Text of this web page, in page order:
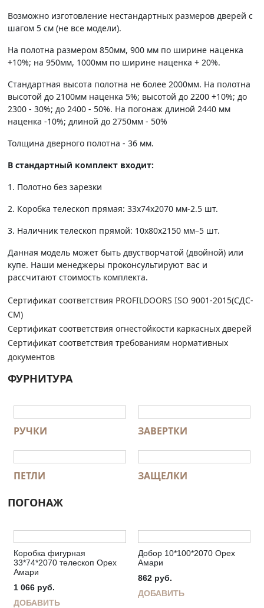
Возможно изготовление нестандартных размеров дверей с
шагом 5 см (не все модели).
На полотна размером 850мм, 900 мм по ширине наценка
+10%; на 950мм, 1000мм по ширине наценка + 20%.
Стандартная высота полотна не более 2000мм. На полотна
высотой до 2100мм наценка 5%; высотой до 2200 +10%; до
2300 - 30%; до 2400 - 50%. На погонаж длиной 2440 мм
наценка -10%; длиной до 2750мм - 50%
Толщина дверного полотна - 36 мм.
В стандартный комплект входит:
1. Полотно без зарезки
2. Коробка телескоп прямая: 33х74х2070 мм-2.5 шт.
3. Наличник телескоп прямой: 10х80х2150 мм–5 шт.
Данная модель может быть двустворчатой (двойной) или
купе. Наши менеджеры проконсультируют вас и
рассчитают стоимость комплекта.
Сертификат соответствия PROFILDOORS ISO 9001-2015(СДС-
СМ)
Сертификат соответствия огнестойкости каркасных дверей
Сертификат соответствия требованиям нормативных
документов
ФУРНИТУРА
РУЧКИ ЗАВЕРТКИ
ПЕТЛИ ЗАЩЕЛКИ
ПОГОНАЖ
Коробка фигурная
33*74*2070 телескоп Орех
Амари
1 066 руб.
ДОБАВИТЬ
Добор 10*100*2070 Орех
Амари
862 руб.
ДОБАВИТЬ